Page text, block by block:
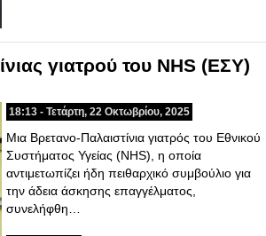
γιατρού του NHS (ΕΣΥ)
18:13 - Τετάρτη, 22 Οκτωβρίου, 2025
Μια Βρετανο-Παλαιστίνια γιατρός του Εθνικού
Συστήματος Υγείας (NHS), η οποία
αντιμετωπίζει ήδη πειθαρχικό συμβούλιο για
την άδεια άσκησης επαγγέλματος,
συνελήφθη…